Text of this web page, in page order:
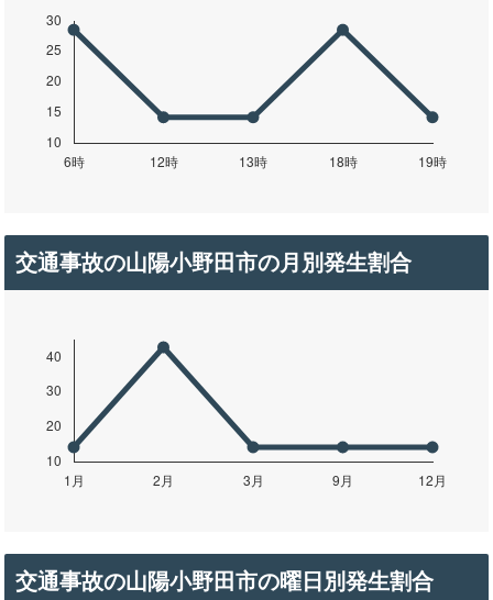
交通事故の山陽小野田市の月別発生割合
交通事故の山陽小野田市の曜日別発生割合